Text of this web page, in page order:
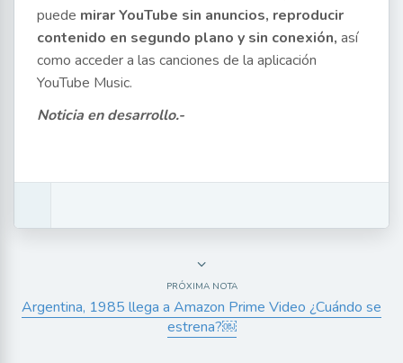
puede mirar YouTube sin anuncios, reproducir
contenido en segundo plano y sin conexión, así
como acceder a las canciones de la aplicación
YouTube Music.
Noticia en desarrollo.-
PRÓXIMA NOTA
Argentina, 1985 llega a Amazon Prime Video ¿Cuándo se
estrena?￼